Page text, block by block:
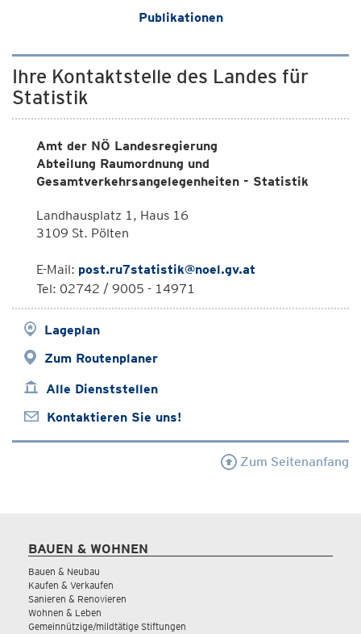
Publikationen
Ihre Kontaktstelle des Landes für
Statistik
Amt der NÖ Landesregierung
Abteilung Raumordnung und
Gesamtverkehrsangelegenheiten - Statistik
Landhausplatz 1, Haus 16
3109 St. Pölten
E-Mail: post.ru7statistik@noel.gv.at
Tel: 02742 / 9005 - 14971
Lageplan
Zum Routenplaner
Alle Dienststellen
Kontaktieren Sie uns!
Zum Seitenanfang
BAUEN & WOHNEN
Bauen & Neubau
Kaufen & Verkaufen
Sanieren & Renovieren
Wohnen & Leben
Gemeinnützige/mildtätige Stiftungen